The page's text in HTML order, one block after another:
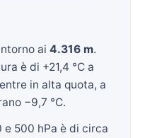
ai 4.316 m.
è di +21,4 °C a
in alta quota, a
−9,7 °C.
500 hPa è di circa